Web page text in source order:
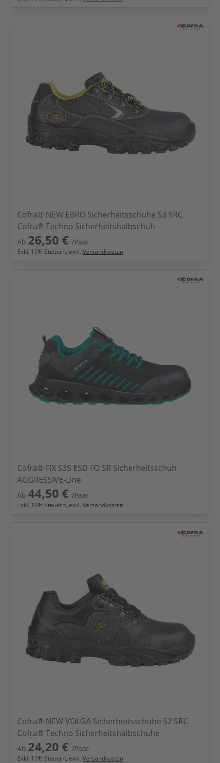
Cofra® NEW EBRO Sicherheitsschuhe S3 SRC
Cofra® Techno Sicherheitshalbschuh
Ab 26,50 € /Paar
Exkl. 19% Steuern, exkl. Versandkosten
Cofra® FIX S3S ESD FO SR Sicherheitsschuh
AGGRESSIVE-Line
Ab 44,50 € /Paar
Exkl. 19% Steuern, exkl. Versandkosten
Cofra® NEW VOLGA Sicherheitsschuhe S2 SRC
Cofra® Techno Sicherheitshalbschuhe
Ab 24,20 € /Paar
Exkl. 19% Steuern, exkl. Versandkosten